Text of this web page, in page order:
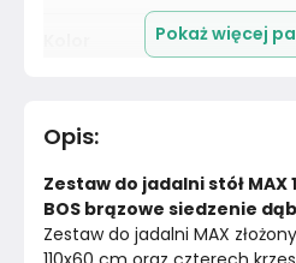
Kolor blatu
Materiał
Pokaż więcej
Opis:
Zestaw do jadalni stół MAX
BOS brązowe siedzenie
Zestaw do jadalni MAX